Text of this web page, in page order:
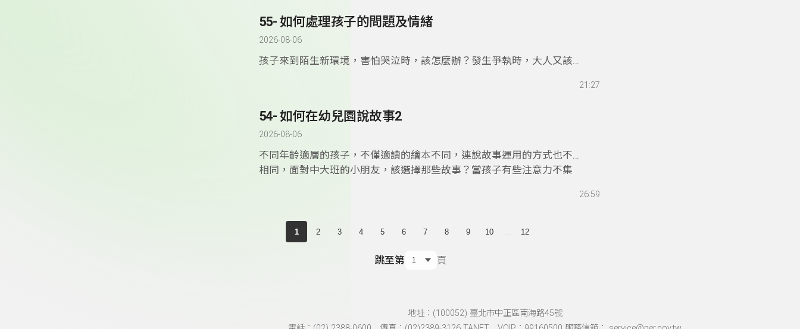
55- 如何處理孩子的問題及情緒
2026-08-06
孩子來到陌生新環境，害怕哭泣時，該怎麼辦？發生爭執時，大人又該如
時，又該如何讓自己的情緒穩定呢？「大手牽小手」單元，邀請【如何處21:27
54- 如何在幼兒園說故事2
2026-08-06
不同年齡適層的孩子，不僅適讀的繪本不同，連說故事運用的方式也不太
相同，面對中大班的小朋友，該選擇那些故事？當孩子有些注意力不集
26:59
1 2 3 4 5 6 7 8 9 10 12
跳至第 頁
地址：(100052) 臺北市中正區南海路45號